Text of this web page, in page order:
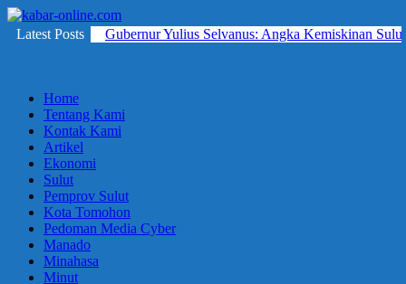
Skip
toLatest Posts Gubernur Yulius Selvanus: Angka Kemiskinan
Home
Tentang Kami
Kontak Kami
Artikel
Ekonomi
Sulut
Pemprov Sulut
Kota Tomohon
Pedoman Media Cyber
Manado
Minahasa
Minut